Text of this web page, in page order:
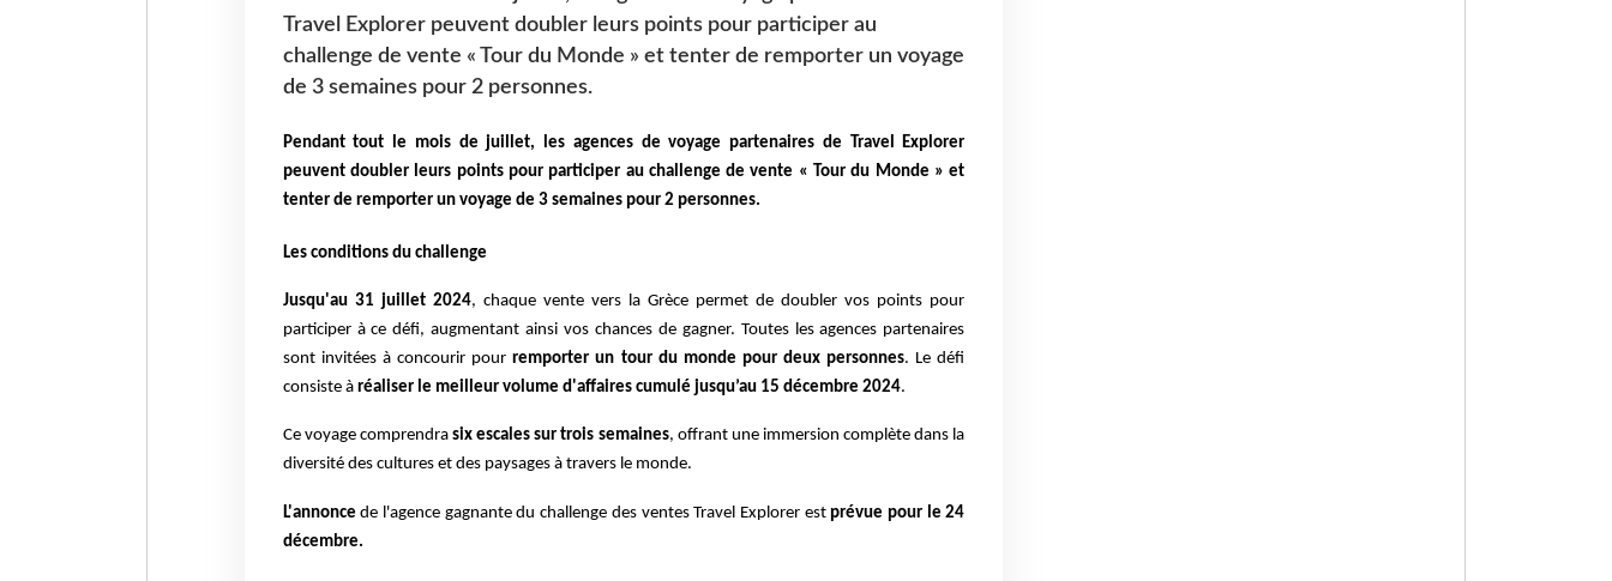
Travel Explorer peuvent doubler leurs points pour participer au
challenge de vente « Tour du Monde » et tenter de remporter un voyage
de 3 semaines pour 2 personnes.
Pendant tout le mois de juillet, les agences de voyage partenaires de Travel Explorer
peuvent doubler leurs points pour participer au challenge de vente « Tour du Monde » et
tenter de remporter un voyage de 3 semaines pour 2 personnes.
Les conditions du challenge
Jusqu'au 31 juillet 2024, chaque vente vers la Grèce permet de doubler vos points pour
participer à ce défi, augmentant ainsi vos chances de gagner. Toutes les agences partenaires
sont invitées à concourir pour remporter un tour du monde pour deux personnes. Le défi
consiste à réaliser le meilleur volume d'affaires cumulé jusqu’au 15 décembre 2024.
Ce voyage comprendrasix escales sur trois semaines, offrant une immersion complète dans la
diversité des cultures et des paysages à travers le monde.
L'annoncede l'agence gagnante du challenge des ventes Travel Explorer estprévue pour le 24
décembre.